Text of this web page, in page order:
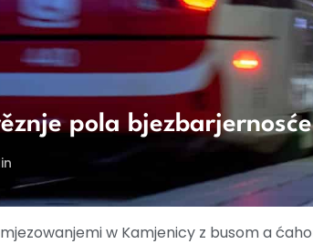
pola
w Kamjenicy z busom a